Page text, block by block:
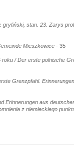
gryfiński, stan. 23. Zarys
Mieszkowice- 35
/ Der erste polnische
Grenzpfahl.
Erinnerungen aus
z niemieckiego